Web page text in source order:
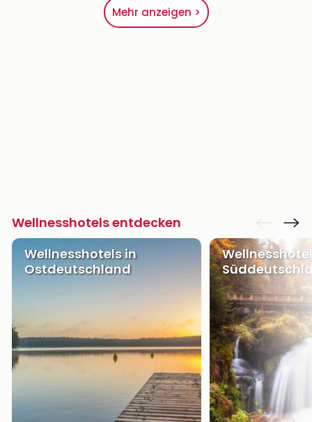
Mehr anzeigen >
Wellnesshotels entdecken
Wellnesshotels in
Ostdeutschland